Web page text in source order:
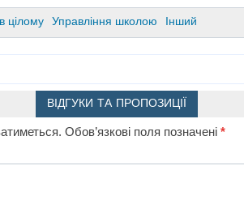
цілому Управління школою Інший
ВІДГУКИ ТА ПРОПОЗИЦІЇ
Обов’язкові поля позначені *